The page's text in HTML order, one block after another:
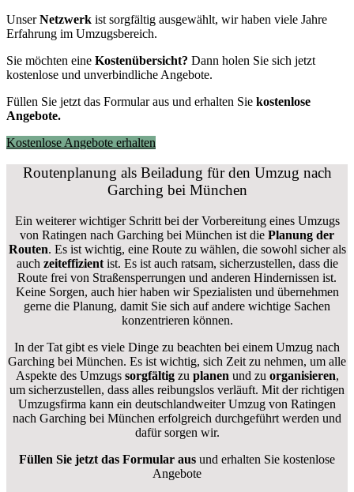
UnserNetzwerk ist sorgfältig ausgewählt, wir haben viele Jahre
Erfahrung im Umzugsbereich.
Sie möchten eine Kostenübersicht? Dann holen Sie sich jetzt
kostenlose und unverbindliche Angebote.
Füllen Sie jetzt das Formular aus und erhalten Sie kostenlose
Angebote.
Kostenlose Angebote erhalten
Routenplanung als Beiladung für den Umzug nach
Garching bei München
Ein weiterer wichtiger Schritt bei der Vorbereitung eines Umzugs
von Ratingen nach Garching bei München ist die Planung der
Routen. Es ist wichtig, eine Route zu wählen, die sowohl sicher als
auch zeiteffizientist. Es ist auch ratsam, sicherzustellen, dass die
Route frei von Straßensperrungen und anderen Hindernissen ist.
Keine Sorgen, auch hier haben wir Spezialisten und übernehmen
gerne die Planung, damit Sie sich auf andere wichtige Sachen
konzentrieren können.
In der Tat gibt es viele Dinge zu beachten bei einem Umzug nach
Garching bei München. Es ist wichtig, sich Zeit zu nehmen, um alle
Aspekte des Umzugs sorgfältigzu planen und zu organisieren,
um sicherzustellen, dass alles reibungslos verläuft. Mit der richtigen
Umzugsfirma kann ein deutschlandweiter Umzug von Ratingen
nach Garching bei München erfolgreich durchgeführt werden und
dafür sorgen wir.
Füllen Sie jetzt das Formular aus und erhalten Sie kostenlose
Angebote